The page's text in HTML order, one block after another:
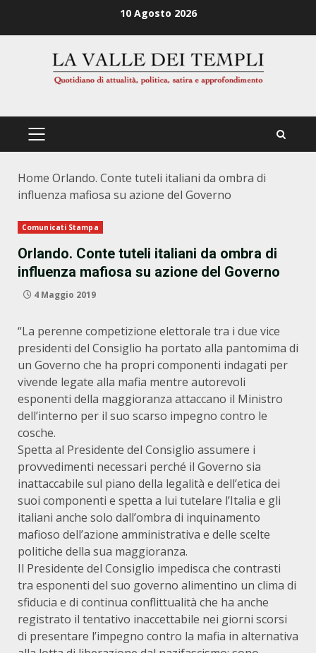
10 Agosto 2026
PRIMÄRES
Home Orlando. Conte tuteli italiani da ombra di
influenza mafiosa su azione del Governo
Comunicati Stampa
Orlando. Conte tuteli italiani da ombra di
influenza mafiosa su azione del Governo
4 Maggio 2019
“La perenne competizione elettorale tra i due vice
presidenti del Consiglio ha portato alla pantomima di
un Governo che ha propri componenti indagati per
vivende legate alla mafia mentre autorevoli
esponenti della maggioranza attaccano il Ministro
dell’interno per il suo scarso impegno contro le
cosche.
Spetta al Presidente del Consiglio assumere i
provvedimenti necessari perché il Governo sia
inattaccabile sul piano della legalità e dell’etica dei
suoi componenti e spetta a lui tutelare l’Italia e gli
italiani anche solo dall’ombra di inquinamento
mafioso dell’azione amministrativa e delle scelte
politiche della sua maggioranza.
Il Presidente del Consiglio impedisca che contrasti
tra esponenti del suo governo alimentino un clima di
sfiducia e di continua conflittualità che ha anche
registrato il tentativo inaccettabile nei giorni scorsi
di presentare l’impegno contro la mafia in alternativa